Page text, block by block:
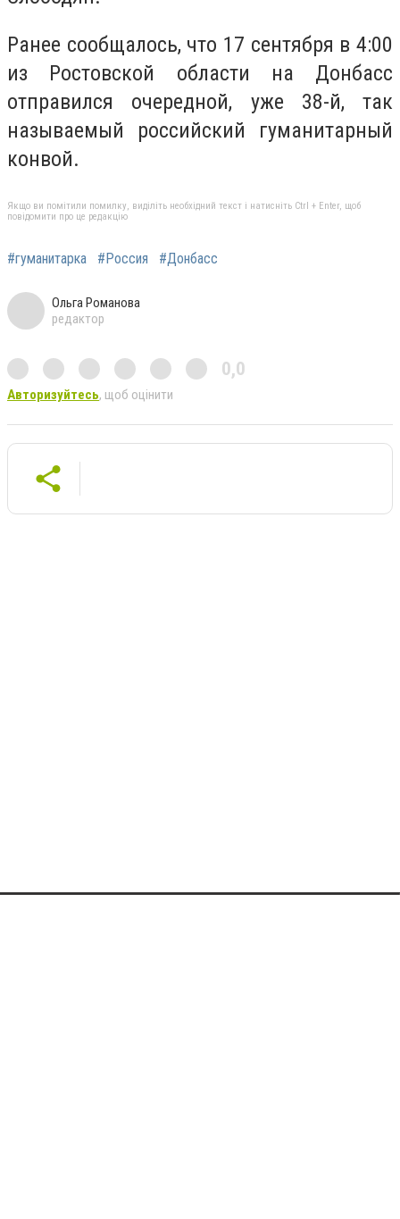
Ранее сообщалось, что 17 сентября в 4:00
из Ростовской области на Донбасс
отправился очередной, уже 38-й, так
называемый российский гуманитарный
конвой.
Якщо ви помітили помилку, виділіть необхідний текст і натисніть Ctrl + Enter, щоб
повідомити про це редакцію
#гуманитарка #Россия #Донбасс
Ольга Романова
редактор
0,0
Авторизуйтесь, щоб оцінити